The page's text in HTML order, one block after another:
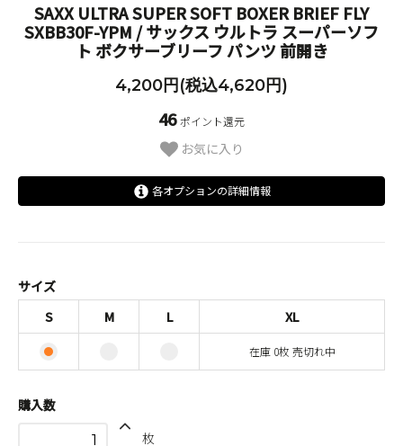
SAXX ULTRA SUPER SOFT BOXER BRIEF FLY
SXBB30F-YPM / サックス ウルトラ スーパーソフ
ト ボクサーブリーフ パンツ 前開き
4,200円(税込4,620円)
46ポイント還元
お気に入り
各オプションの詳細情報
サイズ
S
M L XL
在庫 0枚 売切れ中
購入数
枚